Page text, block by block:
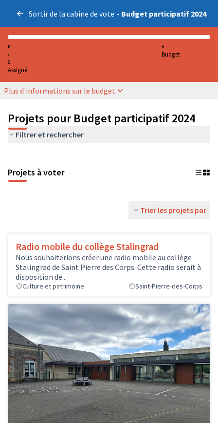
Sortir de la cabine de vote - Budget participatif 2024
0
/
5
Assigné
5
Budget
Plus d'informations sur le budget
Projets pour Budget participatif 2024
Filtrer et rechercher
Projets à voter
Trier les projets par
Radio mobile du collège Stalingrad
Nous souhaiterions créer une radio mobile au collège
Stalingrad de Saint Pierre des Corps. Cette radio serait à
disposition de...
Culture et patrimoine Saint-Pierre-des-Corps